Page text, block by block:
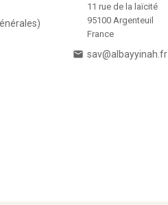
11 rue de la laïcité
95100 Argenteuil
France
 sav@albayyinah.fr